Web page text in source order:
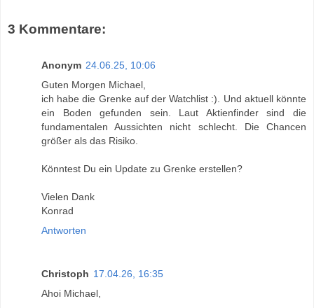
3 Kommentare:
Anonym 24.06.25, 10:06
Guten Morgen Michael,
ich habe die Grenke auf der Watchlist :). Und aktuell könnte
ein Boden gefunden sein. Laut Aktienfinder sind die
fundamentalen Aussichten nicht schlecht. Die Chancen
größer als das Risiko.
Könntest Du ein Update zu Grenke erstellen?
Vielen Dank
Konrad
Antworten
Christoph 17.04.26, 16:35
Ahoi Michael,